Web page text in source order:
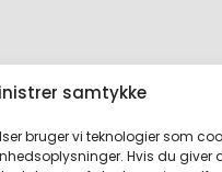
samtykke
bruger vi teknologier som
Hvis du giver